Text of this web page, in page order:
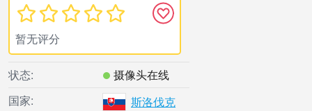
暂无评分
状态:
摄像头在线
国家:
斯洛伐克